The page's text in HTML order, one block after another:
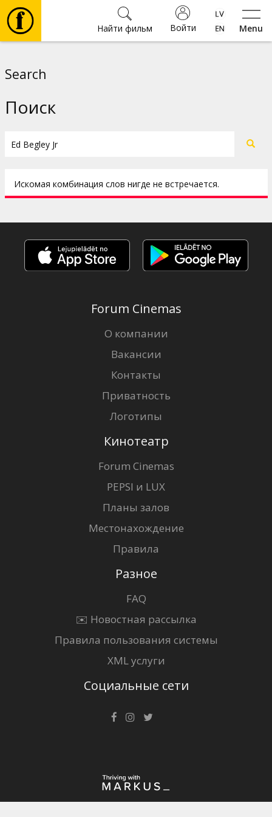
Menu
Войти
Найти фильм
Новости
Подарки
Кинозакуски
Search
Поиск
Искомая комбинация слов нигде не встречается.
Forum Cinemas
О компании
Вакансии
Контакты
Приватность
Логотипы
Кинотеатр
Forum Cinemas
PEPSI и LUX
Планы залов
Местонахождение
Правила
Разное
FAQ
✉️ Новостная рассылка
Правила пользования системы
XML услуги
Социальные сети